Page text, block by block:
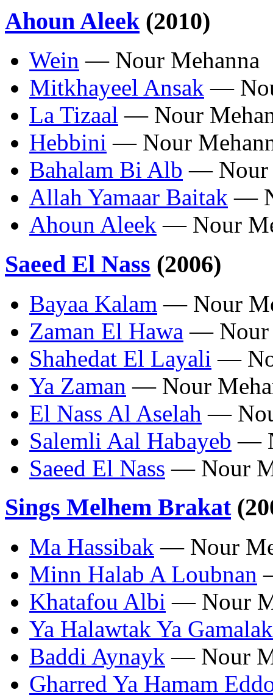
Ahoun Aleek (2010)
Wein — Nour Mehanna
Mitkhayeel Ansak —
La Tizaal — Nour
Hebbini — Nour
Bahalam Bi Alb — Nour
Allah Yamaar Baitak —
Ahoun Aleek — Nour
Saeed El Nass (2006)
Bayaa Kalam — Nour
Zaman El Hawa — Nour
Shahedat El Layali —
Ya Zaman — Nour
El Nass Al Aselah —
Salemli Aal Habayeb —
Saeed El Nass — Nour
Sings Melhem Brakat
Ma Hassibak — Nour
Minn Halab A Loubnan
Khatafou Albi — Nour
Ya Halawtak Ya Gamalak
Baddi Aynayk — Nour
Gharred Ya Hamam